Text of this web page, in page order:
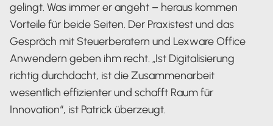
gelingt. Was immer er angeht – heraus kommen
Vorteile für beide Seiten. Der Praxistest und das
Gespräch mit Steuerberatern und Lexware Office
Anwendern geben ihm recht. „Ist Digitalisierung
richtig durchdacht, ist die Zusammenarbeit
wesentlich effizienter und schafft Raum für
Innovation“, ist Patrick überzeugt.